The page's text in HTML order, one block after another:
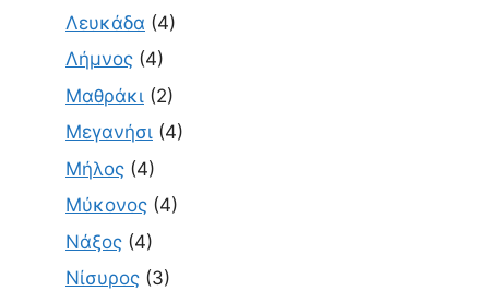
Λευκάδα (4)
Λήμνος (4)
Μαθράκι (2)
Μεγανήσι (4)
Μήλος (4)
Μύκονος (4)
Νάξος (4)
Νίσυρος (3)